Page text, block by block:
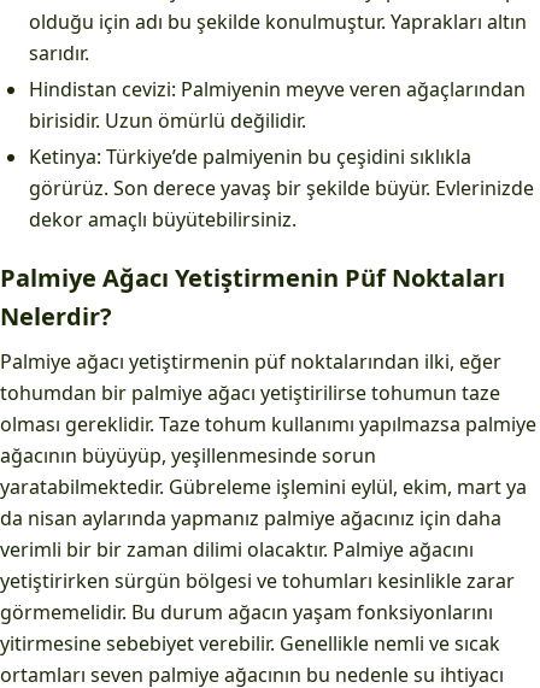
olduğu için adı bu şekilde konulmuştur. Yaprakları altın
sarıdır.
Hindistan cevizi: Palmiyenin meyve veren ağaçlarından
birisidir. Uzun ömürlü değilidir.
Ketinya: Türkiye’de palmiyenin bu çeşidini sıklıkla
görürüz. Son derece yavaş bir şekilde büyür. Evlerinizde
dekor amaçlı büyütebilirsiniz.
Palmiye Ağacı Yetiştirmenin Püf Noktaları
Nelerdir?
Palmiye ağacı yetiştirmenin püf noktalarından ilki, eğer
tohumdan bir palmiye ağacı yetiştirilirse tohumun taze
olması gereklidir. Taze tohum kullanımı yapılmazsa palmiye
ağacının büyüyüp, yeşillenmesinde sorun
yaratabilmektedir. Gübreleme işlemini eylül, ekim, mart ya
da nisan aylarında yapmanız palmiye ağacınız için daha
verimli bir bir zaman dilimi olacaktır. Palmiye ağacını
yetiştirirken sürgün bölgesi ve tohumları kesinlikle zarar
görmemelidir. Bu durum ağacın yaşam fonksiyonlarını
yitirmesine sebebiyet verebilir. Genellikle nemli ve sıcak
ortamları seven palmiye ağacının bu nedenle su ihtiyacı